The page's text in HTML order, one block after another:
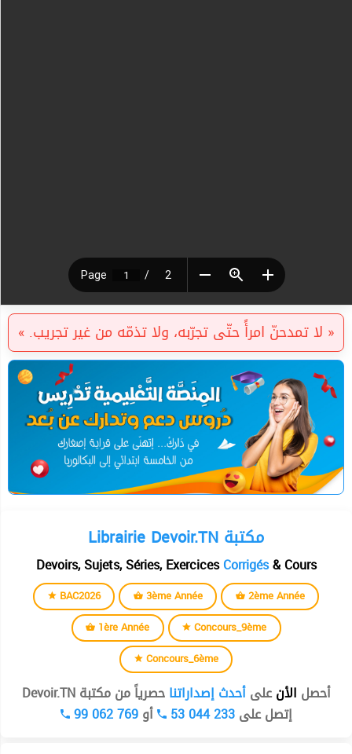
« لا تمدحنّ امرأً حتّى تجرّبه، ولا تذمّه من غير تجريب. »
Librairie Devoir.TN مكتبة
Devoirs, Sujets, Séries, ExercicesCorrigés& Cours
BAC2026 3ème Année
2ème Année
1ère Année
Concours_9ème
Concours_6ème
أحصل الأنعلىأحدث إصداراتناحصرياً من مكتبة Devoir.TN
إتصل على53 044 233 أو99 062 769